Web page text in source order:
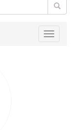
Toggle